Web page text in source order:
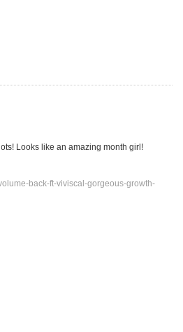
Looks like an amazing month girl!
back-ft-viviscal-gorgeous-growth-